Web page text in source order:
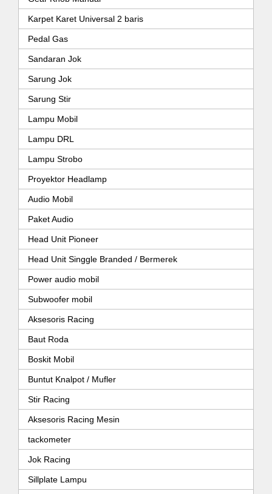
Karpet Karet Universal 2 baris
Pedal Gas
Sandaran Jok
Sarung Jok
Sarung Stir
Lampu Mobil
Lampu DRL
Lampu Strobo
Proyektor Headlamp
Audio Mobil
Paket Audio
Head Unit Pioneer
Head Unit Singgle Branded / Bermerek
Power audio mobil
Subwoofer mobil
Aksesoris Racing
Baut Roda
Boskit Mobil
Buntut Knalpot / Mufler
Stir Racing
Aksesoris Racing Mesin
tackometer
Jok Racing
Sillplate Lampu